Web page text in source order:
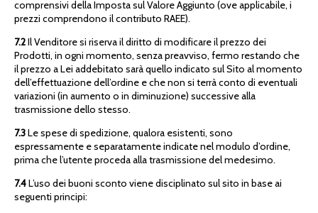
comprensivi della Imposta sul Valore Aggiunto (ove applicabile, i
prezzi comprendono il contributo RAEE).
7.2Il Venditore si riserva il diritto di modificare il prezzo dei
Prodotti, in ogni momento, senza preavviso, fermo restando che
il prezzo a Lei addebitato sarà quello indicato sul Sito al momento
dell’effettuazione dell’ordine e che non si terrà conto di eventuali
variazioni (in aumento o in diminuzione) successive alla
trasmissione dello stesso.
7.3Le spese di spedizione, qualora esistenti, sono
espressamente e separatamente indicate nel modulo d’ordine,
prima che l’utente proceda alla trasmissione del medesimo.
7.4L’uso dei buoni sconto viene disciplinato sul sito in base ai
seguenti principi: